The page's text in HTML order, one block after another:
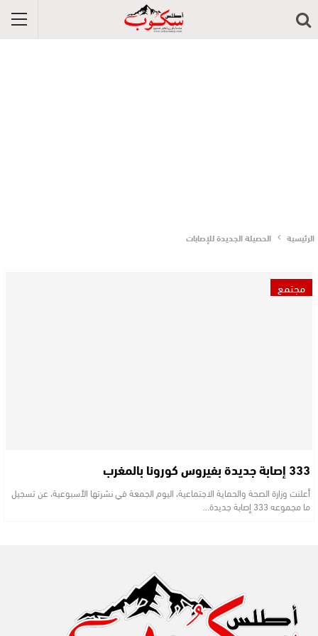
الرئيسية الحصيلة الجديدة للإصابات
مجتمع
333 إصابة جديدة بفيروس كورونا بالمغرب
أعلنت وزارة الصحة والحماية الاجتماعية، اليوم الجمعة في نشرتها الأسبوعية، عن تسجيل
ما مجموعه 333 إصابة جديدة…